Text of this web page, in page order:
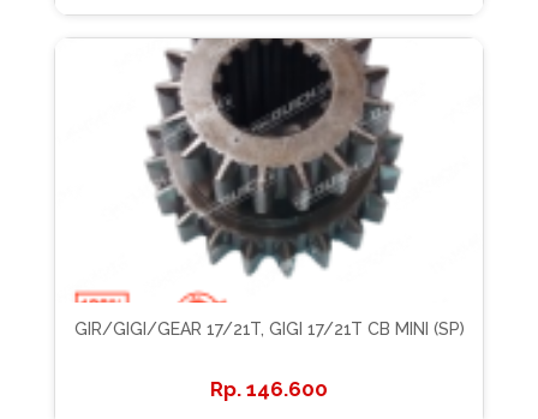
GIR/GIGI/GEAR 17/21T, GIGI 17/21T CB MINI (SP)
146.600